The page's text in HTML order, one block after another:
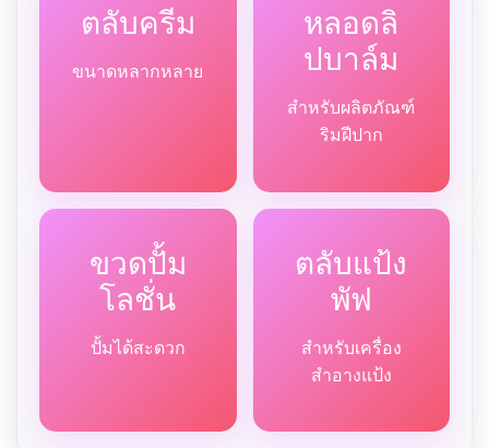
ตลับครีม
ขนาดหลากหลาย
หลอดลิ
ปบาล์ม
สำหรับผลิตภัณฑ์
ริมฝีปาก
ขวดปั้ม
โลชั่น
ปั้มได้สะดวก
ตลับแป้ง
พัฟ
สำหรับเครื่อง
สำอางแป้ง